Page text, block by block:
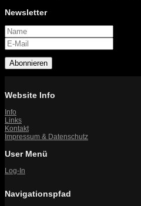
Newsletter
Abonnieren
Website Info
Info
Links
Kontakt
Impressum & Datenschutz
User Menü
Log-In
Navigationspfad